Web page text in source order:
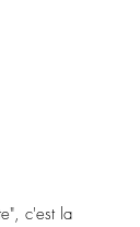
c'est la